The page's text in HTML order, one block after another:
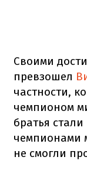
Своими
превзошел
частности,
чемпионом
братья
чемпионами
не смогли